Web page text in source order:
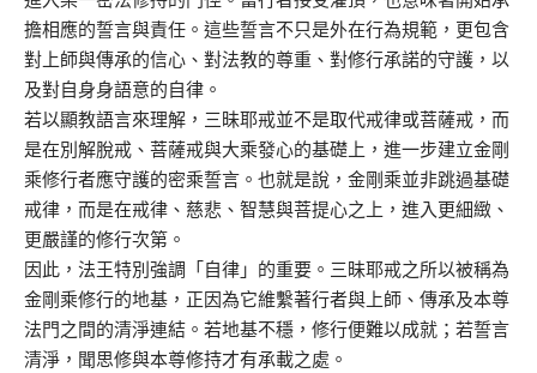
擔相應的誓言與責任。這些誓言不只是外在行為規範，更包含
對上師與傳承的信心、對法教的尊重、對修行承諾的守護，以
及對自身身語意的自律。
若以顯教語言來理解，三昧耶戒並不是取代戒律或菩薩戒，而
是在別解脫戒、菩薩戒與大乘發心的基礎上，進一步建立金剛
乘修行者應守護的密乘誓言。也就是說，金剛乘並非跳過基礎
戒律，而是在戒律、慈悲、智慧與菩提心之上，進入更細緻、
更嚴謹的修行次第。
因此，法王特別強調「自律」的重要。三昧耶戒之所以被稱為
金剛乘修行的地基，正因為它維繫著行者與上師、傳承及本尊
法門之間的清淨連結。若地基不穩，修行便難以成就；若誓言
清淨，聞思修與本尊修持才有承載之處。